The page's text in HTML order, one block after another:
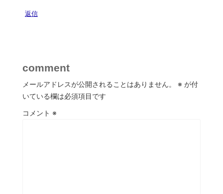
返信
comment
メールアドレスが公開されることはありません。 ※ が付
いている欄は必須項目です
コメント ※